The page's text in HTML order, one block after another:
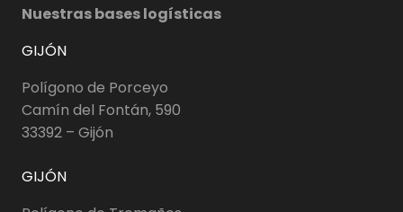
Nuestras bases logísticas
GIJÓN
Polígono de Porceyo
Camín del Fontán, 590
33392 – Gijón
GIJÓN